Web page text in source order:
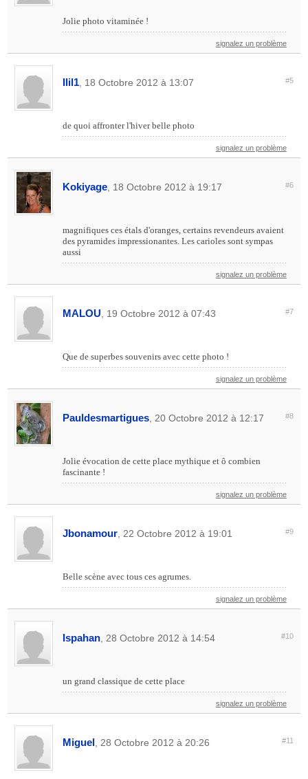
Jolie photo vitaminée !
signalez un problème
Ilil1 , 18 Octobre 2012 à 13:07 #5
de quoi affronter l'hiver belle photo
signalez un problème
Kokiyage , 18 Octobre 2012 à 19:17 #6
magnifiques ces étals d'oranges, certains revendeurs avaient
des pyramides impressionantes. Les carioles sont sympas
aussi
signalez un problème
MALOU , 19 Octobre 2012 à 07:43 #7
Que de superbes souvenirs avec cette photo !
signalez un problème
Pauldesmartigues , 20 Octobre 2012 à 12:17 #8
Jolie évocation de cette place mythique et ô combien
fascinante !
signalez un problème
Jbonamour , 22 Octobre 2012 à 19:01 #9
Belle scène avec tous ces agrumes.
signalez un problème
Ispahan , 28 Octobre 2012 à 14:54 #10
un grand classique de cette place
signalez un problème
Miguel , 28 Octobre 2012 à 20:26 #11